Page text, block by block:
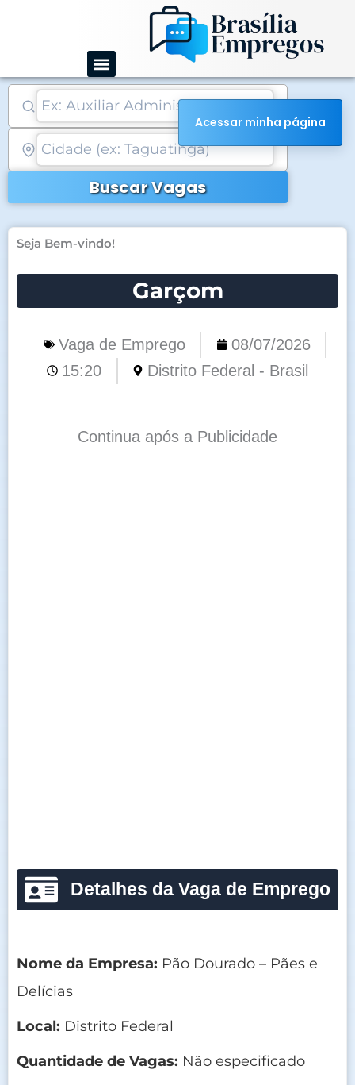
conteúdo
Buscar Vagas
Seja Bem-vindo!
Garçom
Vaga de Emprego
08/07/2026
15:20
Distrito Federal - Brasil
Continua após a Publicidade
Detalhes da Vaga de Emprego
Nome da Empresa: Pão Dourado – Pães e
Delícias
Local: Distrito Federal
Quantidade de Vagas: Não especificado
Acessar minha página